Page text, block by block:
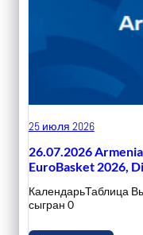
25 июля 2026
26.07.2026
EuroBasket 2026,
КалендарьТаблица
сыгран 0